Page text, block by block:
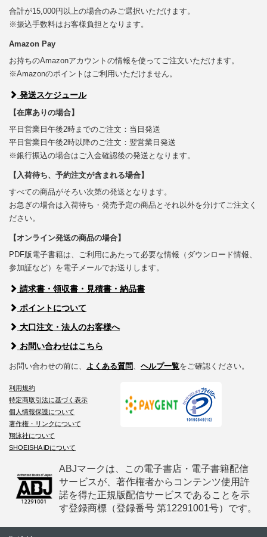
合計が15,000円以上の場合のみご選択いただけます。
※振込手数料はお客様負担となります。
Amazon Pay
お持ちのAmazonアカウントの情報を使ってご注文いただけます。
※Amazonのポイントはご利用いただけません。
発送スケジュール
【在庫ありの場合】
平日営業日午後2時までのご注文：当日発送
平日営業日午後2時以降のご注文：翌営業日発送
※銀行振込の場合はご入金確認後の発送となります。
【入荷待ち、予約注文が含まれる場合】
すべての商品がそろい次第の発送となります。
お急ぎの場合は入荷待ち・発売予定の商品とそれ以外を分けてご注文く
ださい。
【オンライン発送の商品の場合】
PDF版電子書籍は、ご利用にあたって必要な情報（ダウンロード情報、
参加証など）を電子メールでお送りします。
請求書・領収書・見積書・納品書
ポイントについて
大口注文・法人のお客様へ
お問い合わせはこちら
お問い合わせの前に、 よくある質問、 ヘルプ一覧をご確認ください。
利用規約
特定商取引法に基づく表示
個人情報保護について
著作権・リンクについて
翔泳社について
SHOEISHA iDについて
ABJマークは、この電子書店・電子書籍配信
サービスが、著作権者からコンテンツ使用許
諾を得た正規版配信サービスであることを示
す登録商標（登録番号 第12291001号）です。